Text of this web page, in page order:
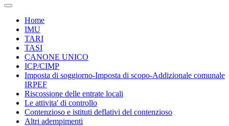
Home
IMU
TARI
TASI
CANONE UNICO
ICP/CIMP
Imposta di soggiorno-Imposta di scopo-Addizionale comunale
IRPEF
Riscossione delle entrate locali
Le attivita' di controllo
Contenzioso e istituti deflativi del contenzioso
Altri adempimenti